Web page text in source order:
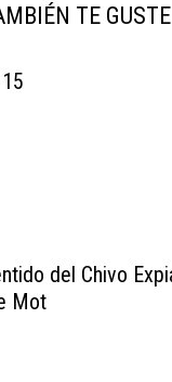
TE GUSTE
del Chivo
Mot